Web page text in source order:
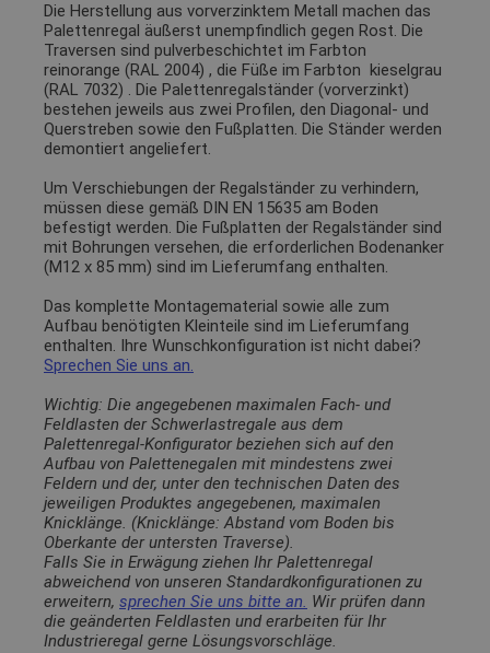
Die Herstellung aus vorverzinktem Metall machen das
Palettenregal äußerst unempfindlich gegen Rost. Die
Traversen sind pulverbeschichtet im Farbton
reinorange (RAL 2004) , die Füße im Farbton
kieselgrau
(RAL 7032) . Die Palettenregalständer (vorverzinkt)
bestehen jeweils aus zwei Profilen, den Diagonal- und
Querstreben sowie den Fußplatten. Die Ständer werden
demontiert angeliefert.
Um Verschiebungen der Regalständer zu verhindern,
müssen diese gemäß DIN EN 15635 am Boden
befestigt werden. Die Fußplatten der Regalständer sind
mit Bohrungen versehen, die erforderlichen Bodenanker
(M12 x 85 mm) sind im Lieferumfang enthalten.
Das komplette Montagematerial sowie alle zum
Aufbau benötigten Kleinteile sind im Lieferumfang
enthalten. Ihre Wunschkonfiguration ist nicht dabei?
Sprechen Sie uns an.
Wichtig: Die angegebenen maximalen Fach- und
Feldlasten der Schwerlastregale aus dem
Palettenregal-Konfigurator beziehen sich auf den
Aufbau von Palettenegalen mit mindestens zwei
Feldern und der, unter den technischen Daten des
jeweiligen Produktes angegebenen, maximalen
Knicklänge. (Knicklänge: Abstand vom Boden bis
Oberkante der untersten Traverse).
Falls Sie in Erwägung ziehen Ihr Palettenregal
abweichend von unseren Standardkonfigurationen zu
erweitern, sprechen Sie uns bitte an. Wir prüfen dann
die geänderten Feldlasten und erarbeiten für Ihr
Industrieregal gerne Lösungsvorschläge.